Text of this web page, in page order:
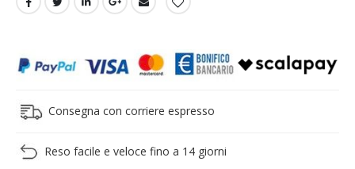
Consegna con corriere espresso
Reso facile e veloce fino a 14 giorni